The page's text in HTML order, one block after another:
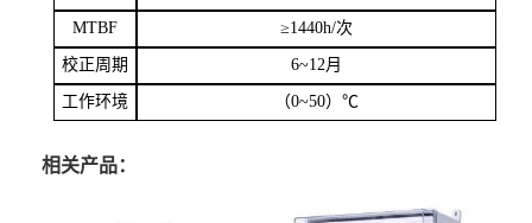
MTBF ≥1440h/次
校正周期 6~12 月
工作环境 （0~50）℃
相关产品：